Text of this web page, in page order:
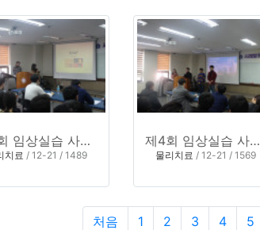
제4회 임상실습 사례 발표회 3
치료 / 12-21 / 1489
제4회 임상실습 사례 발표회 2
물리치료 / 12-21 / 1569
처음 1 2 3 4 5